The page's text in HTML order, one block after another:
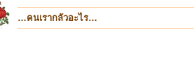
…คนเรากลัวอะไร…